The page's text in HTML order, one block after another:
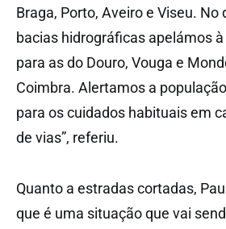
Braga, Porto, Aveiro e Viseu. No
bacias hidrográficas apelámos
para as do Douro, Vouga e
Coimbra. Alertamos a
para os cuidados habituais em
de vias”, referiu.
Quanto a estradas cortadas,
que é uma situação que vai